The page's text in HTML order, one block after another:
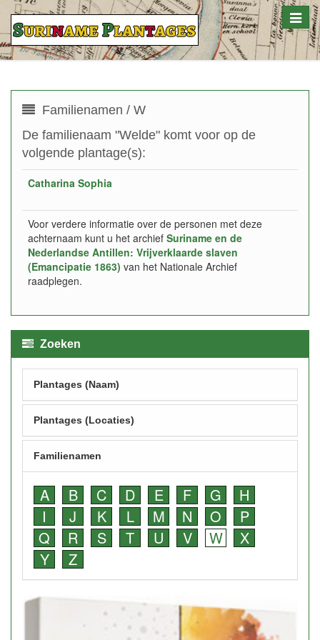
Toggle
Familienamen / W
De familienaam "Welde" komt voor op de
volgende plantage(s):
Catharina Sophia
Voor verdere informatie over de personen met deze
achternaam kunt u het archief Suriname en de
Nederlandse Antillen: Vrijverklaarde slaven
(Emancipatie 1863) van het Nationale Archief
raadplegen.
Zoeken
Plantages (Naam)
Plantages (Locaties)
Familienamen
A B C D E F G
H
I
J K L M N O
P
Q
R S T U V W
X
Y
Z